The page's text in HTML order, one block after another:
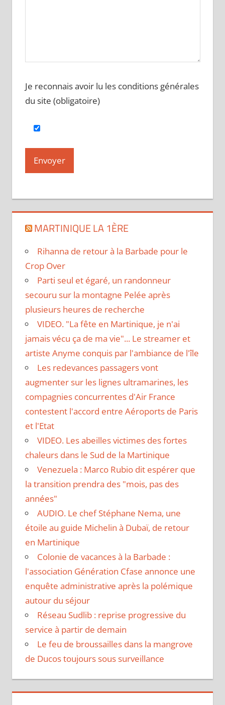
Je reconnais avoir lu les conditions générales
du site (obligatoire)
MARTINIQUE LA 1ÈRE
Rihanna de retour à la Barbade pour le
Crop Over
Parti seul et égaré, un randonneur
secouru sur la montagne Pelée après
plusieurs heures de recherche
VIDEO. "La fête en Martinique, je n'ai
jamais vécu ça de ma vie"... Le streamer et
artiste Anyme conquis par l'ambiance de l'île
Les redevances passagers vont
augmenter sur les lignes ultramarines, les
compagnies concurrentes d'Air France
contestent l'accord entre Aéroports de Paris
et l'Etat
VIDEO. Les abeilles victimes des fortes
chaleurs dans le Sud de la Martinique
Venezuela : Marco Rubio dit espérer que
la transition prendra des "mois, pas des
années"
AUDIO. Le chef Stéphane Nema, une
étoile au guide Michelin à Dubaï, de retour
en Martinique
Colonie de vacances à la Barbade :
l'association Génération Cfase annonce une
enquête administrative après la polémique
autour du séjour
Réseau Sudlib : reprise progressive du
service à partir de demain
Le feu de broussailles dans la mangrove
de Ducos toujours sous surveillance